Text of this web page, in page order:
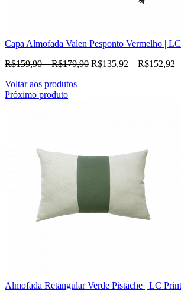
Capa Almofada Valen Pesponto Vermelho |
R$159,90–R$179,90 R$135,92 – R$152,92
Voltar aos produtos
Próximo produto
Almofada Retangular Verde Pistache | LC